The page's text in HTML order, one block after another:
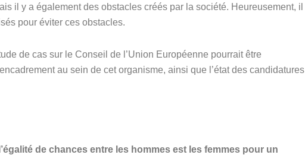
il y a également des obstacles créés par la société. Heureusement, il
pour éviter ces obstacles.
de cas sur le Conseil de l’Union Européenne pourrait être
au sein de cet organisme, ainsi que l’état des candidatures
de chances entre les hommes est les femmes pour un